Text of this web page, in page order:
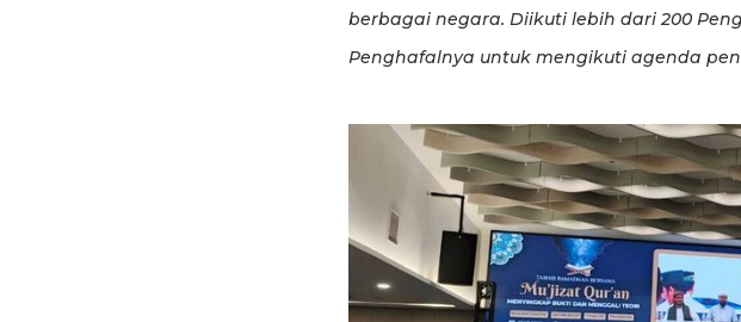
berbagai negara. Diikuti lebih dari 200
Penghafalnya untuk mengikuti agenda